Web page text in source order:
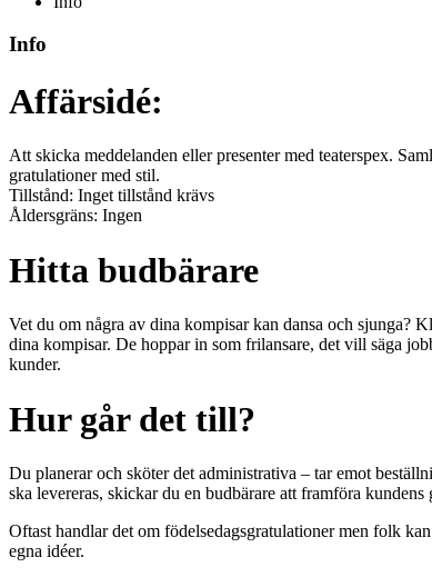
Info
Affärsidé:
Att skicka meddelanden eller presenter med teaterspex.
gratulationer med stil.
Tillstånd: Inget tillstånd krävs
Åldersgräns: Ingen
Hitta budbärare
Vet du om några av dina kompisar kan dansa och sjunga?
dina kompisar. De hoppar in som frilansare, det vill säga
kunder.
Hur går det till?
Du planerar och sköter det administrativa – tar emot
ska levereras, skickar du en budbärare att framföra
Oftast handlar det om födelsedagsgratulationer men folk
egna idéer.